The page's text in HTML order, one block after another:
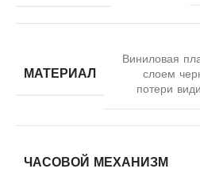
МАТЕРИАЛ
Виниловая
слоем
потери
ЧАСОВОЙ МЕХАНИЗМ